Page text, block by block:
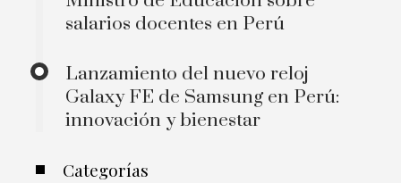
salarios docentes en Perú
Lanzamiento del nuevo reloj
Galaxy FE de Samsung en Perú:
innovación y bienestar
Categorías